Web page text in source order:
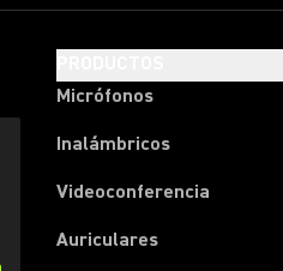
Micrófonos
Inalámbricos
Videoconferencia
Auriculares